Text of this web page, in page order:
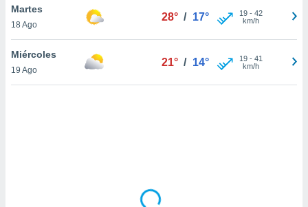
para
ni para
Martes
18 Ago
28° / 17° 19- 42
km/h
Miércoles
19 Ago
21° / 14° 19- 41
km/h